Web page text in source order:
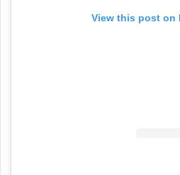
View this post on